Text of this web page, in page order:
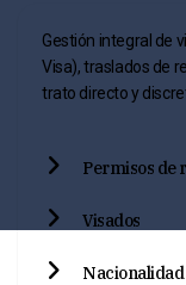
Gestión integral de
Visa), traslados de
trato directo y
Permisos de
Visados
Nacionalidad